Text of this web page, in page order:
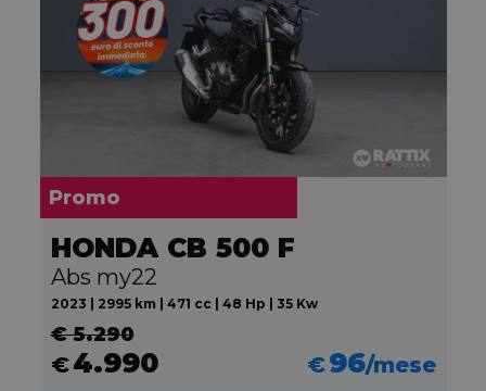
Promo
HONDA CB 500 F
Abs my22
2023 | 2995 km | 471 cc | 48 Hp | 35 Kw
€ 5.290
€4.990 €96/mese